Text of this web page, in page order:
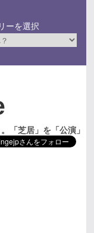
ーを選択
「芝居」を「公演」